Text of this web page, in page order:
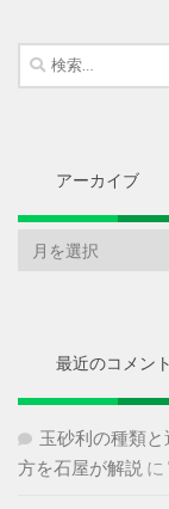
検
索:
アーカイブ
最近のコメント
玉砂利の種類
方を石屋が解説 に